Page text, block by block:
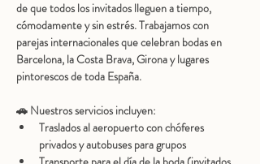
de que todos los invitados lleguen a tiempo,
cómodamente y sin estrés. Trabajamos con
parejas internacionales que celebran bodas en
Barcelona, la Costa Brava, Girona y lugares
pintorescos de toda España.
🚗 Nuestros servicios incluyen:
Traslados al aeropuerto con chóferes
privados y autobuses para grupos